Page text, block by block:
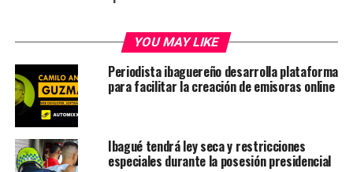
YOU MAY LIKE
Periodista ibaguereño desarrolla plataforma
para facilitar la creación de emisoras online
Ibagué tendrá ley seca y restricciones
especiales durante la posesión presidencial